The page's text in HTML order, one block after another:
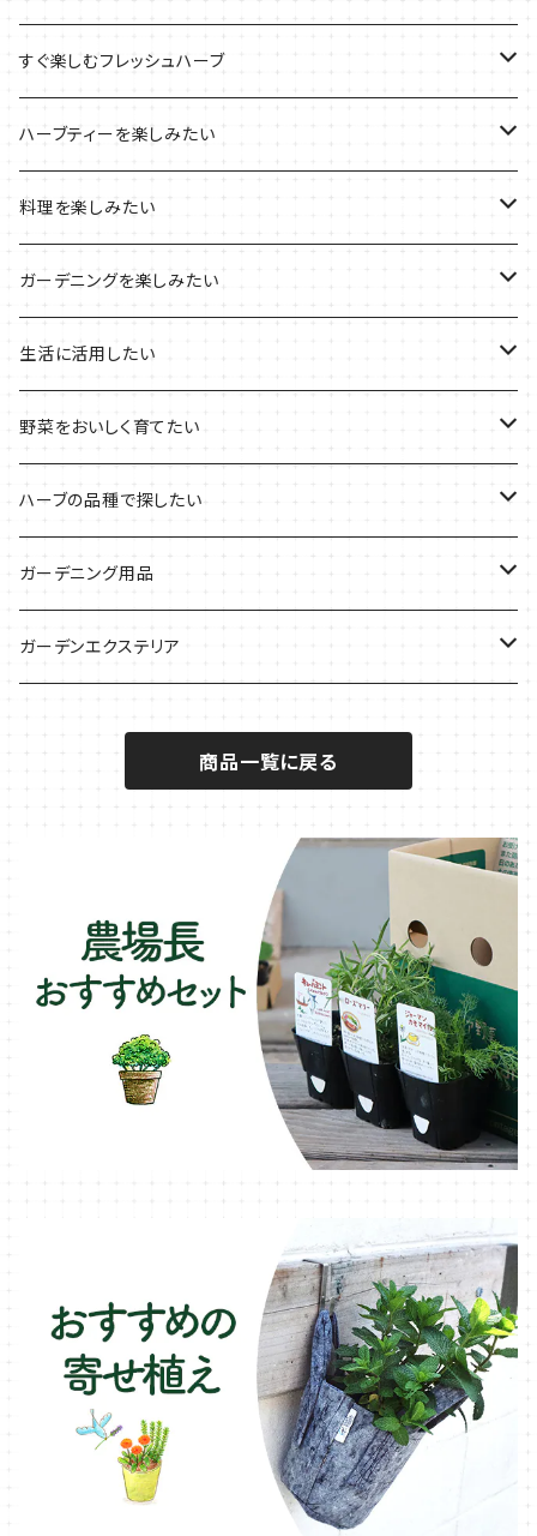
ブリキプランターの栽培キット
木製プランターの栽培キット
プラ製プランターの栽培キット
その他のプランターの栽培キット
おすすめの寄せ植え
2022年のお正月
2022年の母の日
2021年の敬老の日
2021年のハロウィン
2021年のクリスマス
すぐ楽しむフレッシュハーブ
ハーブミックス
ハーブブーケ
フレッシュハーブ
ハーブティーを楽しみたい
ハーブティーの定番ハーブ
リラックスしたい時に
シャキッとしたい時に
デトックスに
気分で香りを楽しみたい
料理を楽しみたい
料理の定番ハーブ
イタリア料理に
魚料理に
BBQ・肉料理に
サラダに使いたい
秋植えで料理に
ガーデニングを楽しみたい
花を楽しみたい
カラーリーフ
ハーブガーデンづくりに
夏のハーブガーデンに
生活に活用したい
パーティーハーブ
インスタ映えハーブ
虫よけに使いたい
ハーブバスに
野菜をおいしく育てたい
トマトのコンパニオン
ジャガイモのコンパニオン
葉物野菜のコンパニオン
キュウリのコンパニオン
イチゴをおいしく育てたい
ハーブの品種で探したい
ミント・ハーブ苗
バジル・ハーブ苗
タイム・ハーブ苗
マロウ・ハーブ苗
ヒソップ・ハーブ苗
オレガノ・ハーブ苗
ラベンダー・ハーブ苗
ローズマリー・ハーブ苗
ガーデンベジタ・イタリア野菜
ガーデニング用品
その他
樹脂製 / プラ製プランター
ファイバー製プランター
ブリキ製プランター
ガーデンエクステリア
オーニング
シェード
テーブル・チェア・ベンチ
商品一覧に戻る